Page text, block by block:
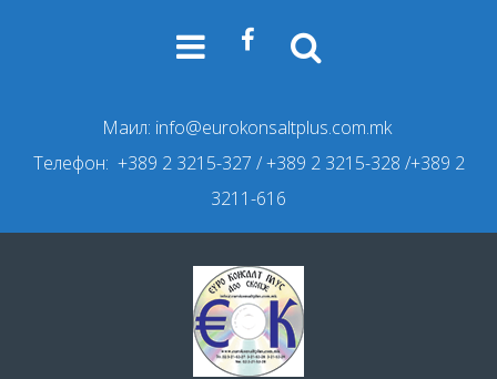
Маил: info@eurokonsaltplus.com.mk
Телефон: +389 2 3215-327 / +389 2 3215-328 /+389 2
3211-616